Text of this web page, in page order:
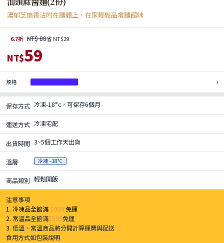
濃郁芝麻香沾附在麵體上，在家輕鬆品嚐麵館味
6.7折 NT$ 88省 NT$29
NT$59
規格 ›
保存方式 冷凍-18°c，可保存6個月
運送方式 冷凍宅配
出貨時間 3~5個工作天出貨
溫層 冷凍 -18°C
商品類別 輕鬆開飯
注意事項
1. 冷凍品全館滿 $999免運
2. 常溫品全館滿$599免運
3.低溫、常溫商品將分開計算運費與配送
食用方式如包裝說明